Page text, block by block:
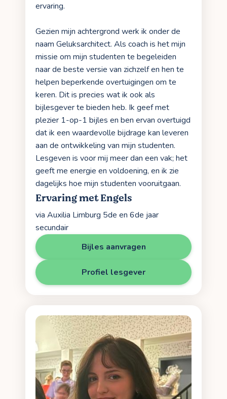
ervaring.
Gezien mijn achtergrond werk ik onder de
naam Geluksarchitect. Als coach is het mijn
missie om mijn studenten te begeleiden
naar de beste versie van zichzelf en hen te
helpen beperkende overtuigingen om te
keren. Dit is precies wat ik ook als
bijlesgever te bieden heb. Ik geef met
plezier 1-op-1 bijles en ben ervan overtuigd
dat ik een waardevolle bijdrage kan leveren
aan de ontwikkeling van mijn studenten.
Lesgeven is voor mij meer dan een vak; het
geeft me energie en voldoening, en ik zie
dagelijks hoe mijn studenten vooruitgaan.
Ervaring met Engels
via Auxilia Limburg 5de en 6de jaar
secundair
Bijles aanvragen
Profiel lesgever